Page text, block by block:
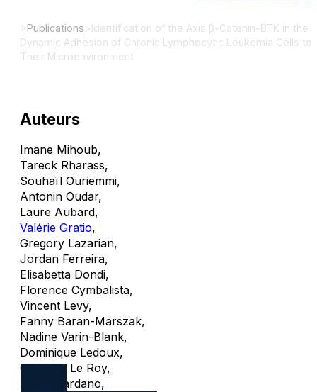
>Publications>Identification of the Axis β-Catenin-BTK in the
Dynamic Adhesion of Chronic Lymphocytic Leukemia Cells to
Their Microenvironment
Auteurs
Imane Mihoub,
Tareck Rharass,
Souhaïl Ouriemmi,
Antonin Oudar,
Laure Aubard,
Valérie Gratio,
Gregory Lazarian,
Jordan Ferreira,
Elisabetta Dondi,
Florence Cymbalista,
Vincent Levy,
Fanny Baran-Marszak,
Nadine Varin-Blank,
Dominique Ledoux,
Christine Le Roy,
Laura Gardano,